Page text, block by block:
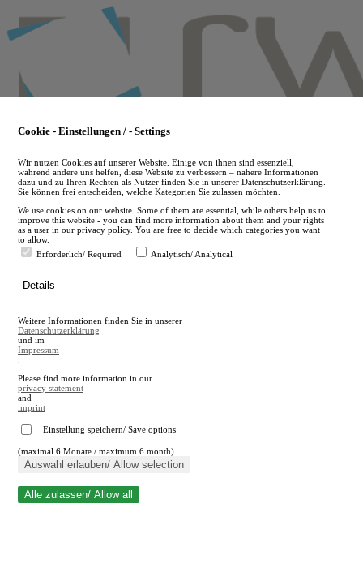
to
main
en
A
A
Suche schließen
Cookie - Einstellungen / - Settings
Wir nutzen Cookies auf unserer Website. Einige von ihnen sind essenziell,
während andere uns helfen, diese Website zu verbessern – nähere Informationen
dazu und zu Ihren Rechten als Nutzer finden Sie in unserer Datenschutzerklärung.
Sie können frei entscheiden, welche Kategorien Sie zulassen möchten.
We use cookies on our website. Some of them are essential, while others help us to
improve this website - you can find more information about them and your rights
as a user in our privacy policy. You are free to decide which categories you want
to allow.
Erforderlich/ Required
Analytisch/ Analytical
Details
Weitere Informationen finden Sie in unserer
Datenschutzerklärung
und im
Impressum
Please find more information in our
privacy statement
and
imprint
Einstellung speichern/ Save options
(maximal 6 Monate / maximum 6 month)
Auswahl erlauben/ Allow selection
Alle zulassen/ Allow all